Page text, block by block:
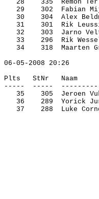
28
335 Remon Ter
29
302 Fabian
30
304 Alex
31
301 Rik
32
303 Jarno
33
296 Rik
34
318 Maarten
06-05-2008 20:26
Plts
StNr Naam
-----
-----
35
305 Jeroen
36
289 Yorick
37
288 Luke